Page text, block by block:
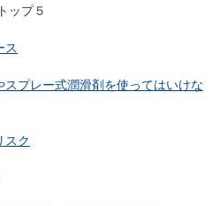
ップ５
ス
プレー式潤滑剤を使ってはいけな
スク